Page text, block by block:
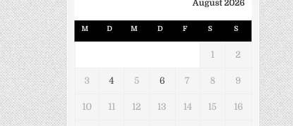
August 2026
M D M D F S S
1 2
3 4 5 6 7 8 9
10 11 12 13 14 15 16